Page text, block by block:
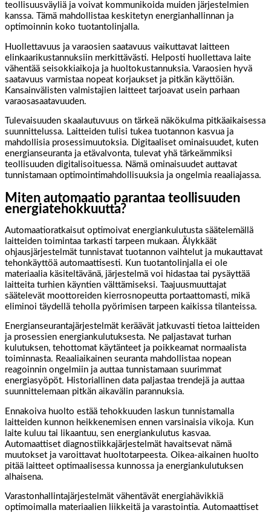
teollisuusväyliä ja voivat kommunikoida muiden järjestelmien
kanssa. Tämä mahdollistaa keskitetyn energianhallinnan ja
optimoinnin koko tuotantolinjalla.
Huollettavuus ja varaosien saatavuus vaikuttavat laitteen
elinkaarikustannuksiin merkittävästi. Helposti huollettava laite
vähentää seisokkiaikoja ja huoltokustannuksia. Varaosien hyvä
saatavuus varmistaa nopeat korjaukset ja pitkän käyttöiän.
Kansainvälisten valmistajien laitteet tarjoavat usein parhaan
varaosasaatavuuden.
Tulevaisuuden skaalautuvuus on tärkeä näkökulma pitkäaikaisessa
suunnittelussa. Laitteiden tulisi tukea tuotannon kasvua ja
mahdollisia prosessimuutoksia. Digitaaliset ominaisuudet, kuten
energianseuranta ja etävalvonta, tulevat yhä tärkeämmiksi
teollisuuden digitalisoituessa. Nämä ominaisuudet auttavat
tunnistamaan optimointimahdollisuuksia ja ongelmia reaaliajassa.
Miten automaatio parantaa teollisuuden
energiatehokkuutta?
Automaatioratkaisut optimoivat energiankulutusta säätelemällä
laitteiden toimintaa tarkasti tarpeen mukaan. Älykkäät
ohjausjärjestelmät tunnistavat tuotannon vaihtelut ja mukauttavat
tehonkäyttöä automaattisesti. Kun tuotantolinjalla ei ole
materiaalia käsiteltävänä, järjestelmä voi hidastaa tai pysäyttää
laitteita turhien käyntien välttämiseksi. Taajuusmuuttajat
säätelevät moottoreiden kierrosnopeutta portaattomasti, mikä
eliminoi täydellä teholla pyörimisen tarpeen kaikissa tilanteissa.
Energianseurantajärjestelmät keräävät jatkuvasti tietoa laitteiden
ja prosessien energiankulutuksesta. Ne paljastavat turhan
kulutuksen, tehottomat käytänteet ja poikkeamat normaalista
toiminnasta. Reaaliaikainen seuranta mahdollistaa nopean
reagoinnin ongelmiin ja auttaa tunnistamaan suurimmat
energiasyöpöt. Historiallinen data paljastaa trendejä ja auttaa
suunnittelemaan pitkän aikavälin parannuksia.
Ennakoiva huolto estää tehokkuuden laskun tunnistamalla
laitteiden kunnon heikkenemisen ennen varsinaisia vikoja. Kun
laite kuluu tai likaantuu, sen energiankulutus kasvaa.
Automaattiset diagnostiikkajärjestelmät havaitsevat nämä
muutokset ja varoittavat huoltotarpeesta. Oikea-aikainen huolto
pitää laitteet optimaalisessa kunnossa ja energiankulutuksen
alhaisena.
Varastonhallintajärjestelmät vähentävät energiahävikkiä
optimoimalla materiaalien liikkeitä ja varastointia. Automaattiset